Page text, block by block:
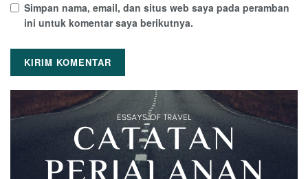
Simpan nama, email, dan situs web saya pada peramban
ini untuk komentar saya berikutnya.